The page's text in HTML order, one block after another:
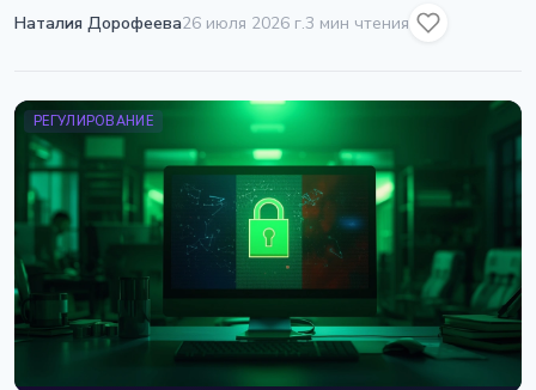
Наталия Дорофеева26 июля 2026 г.3 мин чтения
РЕГУЛИРОВАНИЕ